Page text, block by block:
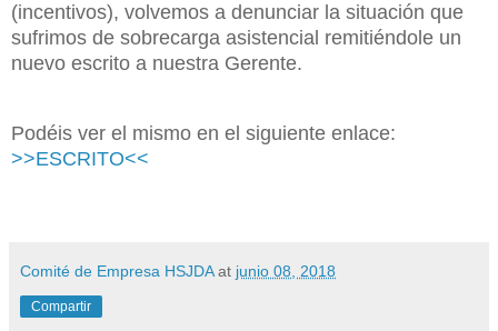
(incentivos), volvemos a denunciar la situación que
sufrimos de sobrecarga asistencial remitiéndole un
nuevo escrito a nuestra Gerente.
Podéis ver el mismo en el siguiente enlace:
>>ESCRITO<<
Comité de Empresa HSJDA at junio 08, 2018
Compartir